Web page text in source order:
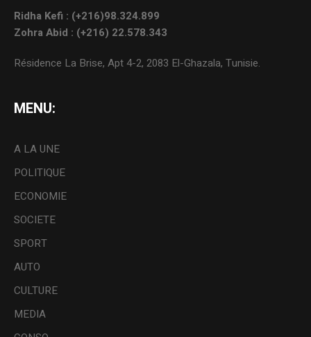
Ridha Kefi : (+216)98.324.899
Zohra Abid : (+216) 22.578.343
Résidence La Brise, Apt 4-2, 2083 El-Ghazala, Tunisie.
MENU:
A LA UNE
POLITIQUE
ECONOMIE
SOCIETE
SPORT
AUTO
CULTURE
MEDIA